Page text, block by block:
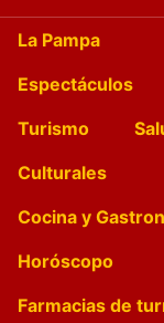
La Pampa
Espectáculos
Turismo
Culturales
Cocina y
Horóscopo
Farmacias de